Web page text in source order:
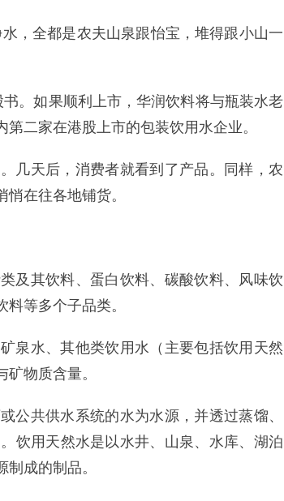
，全都是农夫山泉跟怡宝，堆得跟小山一
。如果顺利上市，华润饮料将与瓶装水老
二家在港股上市的包装饮用水企业。
几天后，消费者就看到了产品。同样，农
在往各地铺货。
及其饮料、蛋白饮料、碳酸饮料、风味饮
等多个子品类。
泉水、其他类饮用水（主要包括饮用天然
物质含量。
公共供水系统的水为水源，并透过蒸馏、
饮用天然水是以水井、山泉、水库、湖泊
成的制品。